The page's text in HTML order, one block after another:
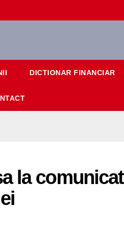
DICTIONAR FINANCIAR
la